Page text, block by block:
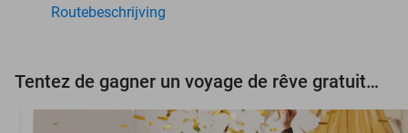
Routebeschrijving
Tentez de gagner un voyage de rêve gratuit d'une valeur de 3.000 € !